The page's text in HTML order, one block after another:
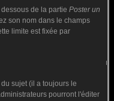
de la partie Poster un
son nom dans le champs
limite est fixée par
sujet (il a toujours le
pourront l'éditer